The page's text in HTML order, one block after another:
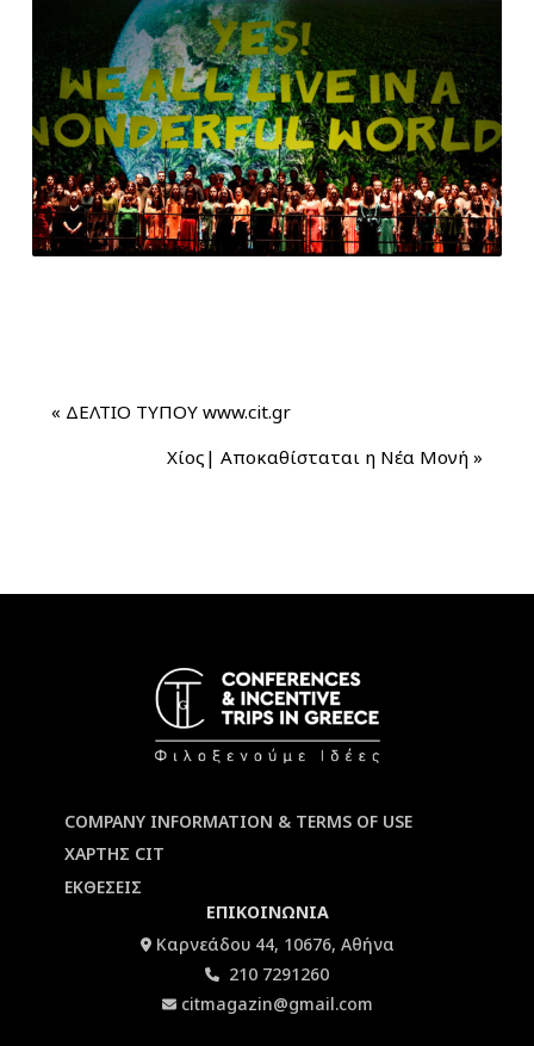
« ΔΕΛΤΙΟ ΤΥΠΟΥ www.cit.gr
Χίος| Αποκαθίσταται η Νέα Μονή»
COMPANY INFORMATION & TERMS OF USE
ΧΑΡΤΗΣ CIT
ΕΚΘΕΣΕΙΣ
ΕΠΙΚΟΙΝΩΝΙΑ
Καρνεάδου 44, 10676, Αθήνα
210 7291260
citmagazin@gmail.com